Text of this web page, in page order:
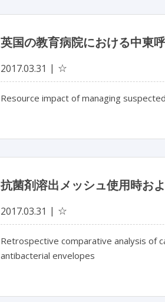
英国の教育病院における中東
2017.03.31 ☆
Resource impact of managing
抗菌剤溶出メッシュ使用時お
2017.03.31 ☆
Retrospective comparative analysis of
antibacterial envelopes